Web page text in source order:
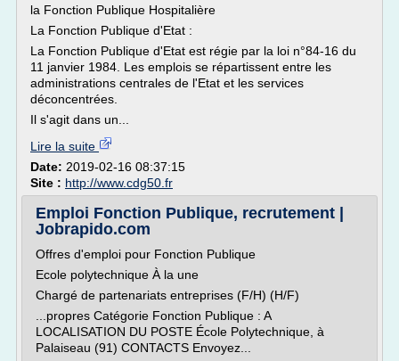
la Fonction Publique Hospitalière
La Fonction Publique d'Etat :
La Fonction Publique d'Etat est régie par la loi n°84-16 du
11 janvier 1984. Les emplois se répartissent entre les
administrations centrales de l'Etat et les services
déconcentrées.
Il s'agit dans un...
Lire la suite
Date: 2019-02-16 08:37:15
Site : http://www.cdg50.fr
Emploi Fonction Publique, recrutement |
Jobrapido.com
Offres d'emploi pour Fonction Publique
Ecole polytechnique À la une
Chargé de partenariats entreprises (F/H) (H/F)
...propres Catégorie Fonction Publique : A
LOCALISATION DU POSTE École Polytechnique, à
Palaiseau (91) CONTACTS Envoyez...